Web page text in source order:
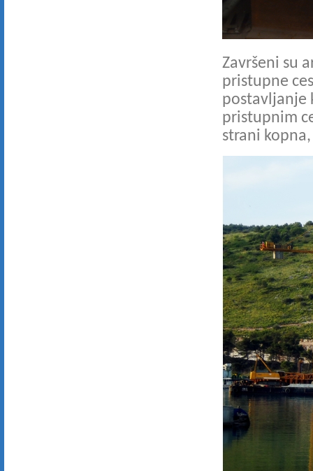
Završeni su
pristupne
postavljanje
pristupnim
strani